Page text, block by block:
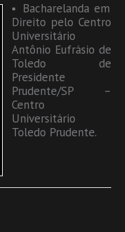
▪ Bacharelanda em
Direito pelo Centro
Universitário
Antônio Eufrásio de
Toledo de
Presidente
Prudente/SP –
Centro
Universitário
Toledo Prudente.